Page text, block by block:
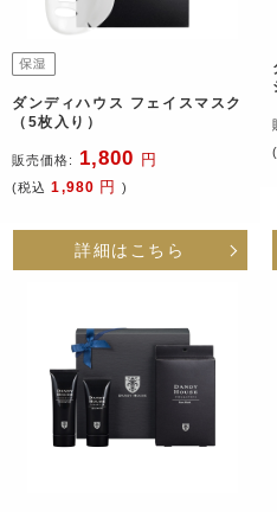
ダンディハウス フェイスマスク
（5枚入り）
販売価格: 1,800 円
(税込 1,980 円)
詳細はこちら